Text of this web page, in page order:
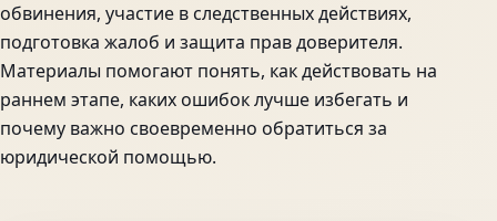
обвинения, участие в следственных действиях,
подготовка жалоб и защита прав доверителя.
Материалы помогают понять, как действовать на
раннем этапе, каких ошибок лучше избегать и
почему важно своевременно обратиться за
юридической помощью.